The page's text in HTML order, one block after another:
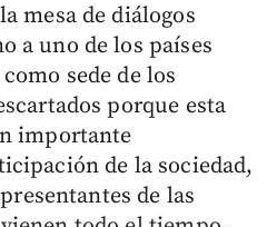
mesa de diálogos
a uno de los países
sede de los
porque esta
importante
de la sociedad,
de las